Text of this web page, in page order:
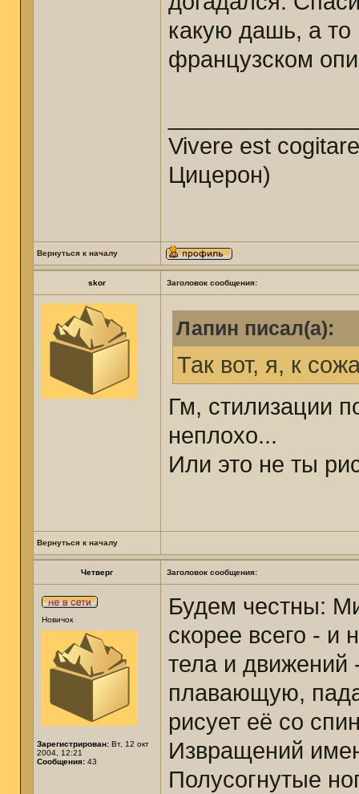
какую дашь, а то
французском
Vivere est
Цицерон)
Вернуться к началу
skor Заголовок сообщения:
Лапин писал(а):
Так вот, я, к
Гм, стилизации
неплохо...
Или это не ты
Вернуться к началу
Четверг Заголовок сообщения:
Новичок
Зарегистрирован: Вт, 12 окт
2004, 12:21
Сообщения: 43
Будем честны:
скорее всего - и
тела и движений
плавающую,
рисует её со
Извращений
Полусогнутые